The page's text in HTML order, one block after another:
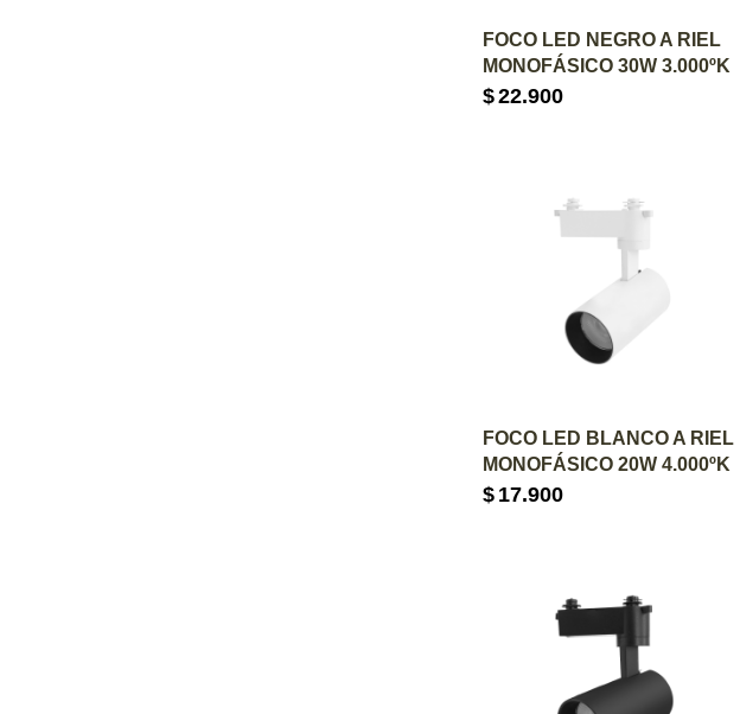
AGREGAR AL CARRITO
FOCO LED NEGRO A RIEL
MONOFÁSICO 30W 3.000ºK
$22.900
AGREGAR AL CARRITO
FOCO LED BLANCO A RIEL
MONOFÁSICO 20W 4.000ºK
$ 17.900